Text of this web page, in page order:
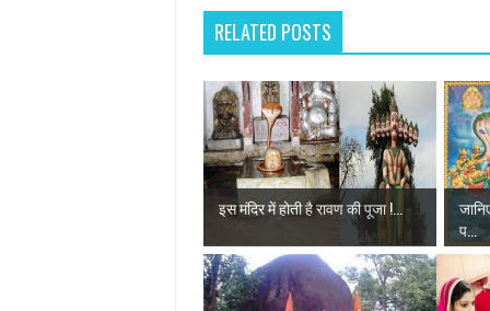
RELATED POSTS
इस मंदिर में होती है रावण की पूजा !...
प...